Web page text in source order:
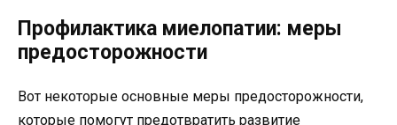
Профилактика миелопатии: меры
предосторожности
Вот некоторые основные меры предосторожности,
которые помогут предотвратить развитие